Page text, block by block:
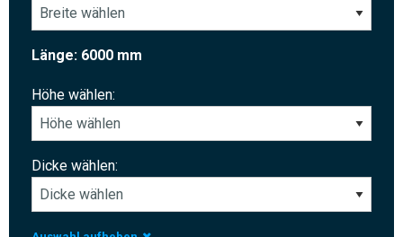
Länge: 6000 mm
Höhe wählen:
Dicke wählen: